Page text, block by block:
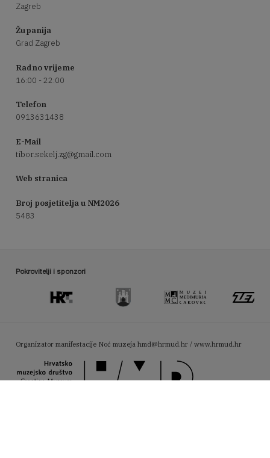
Zagreb
Županija
Grad Zagreb
Radno vrijeme
16:00 - 22:00
Telefon
0913631438
E-Mail
tibor.sekelj.zg@gmail.com
Web stranica
Broj posjetitelja u NM2026
5483
Pokrovitelji i sponzori
Organizator manifestacije Noć muzeja hmd@hrmud.hr / www.hrmud.hr